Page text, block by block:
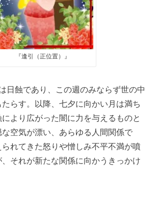
『逢引（正位置）』
日蝕であり、この週のみならず世の中
らす。以降、七夕に向かい月は満ち
より広がった闇に力を与えるものと
空気が漂い、あらゆる人間関係で
れてきた怒りや憎しみ不平不満が噴
それが新たな関係に向かうきっかけ